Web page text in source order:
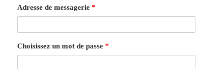
Adresse de messagerie *
Choisissez un mot de passe *